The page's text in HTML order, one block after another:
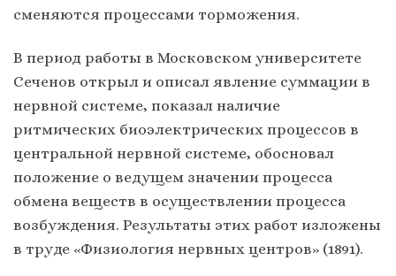
сменяются процессами торможения.
В период работы в Московском университете
Сеченов открыл и описал явление суммации в
нервной системе, показал наличие
ритмических биоэлектрических процессов в
центральной нервной системе, обосновал
положение о ведущем значении процесса
обмена веществ в осуществлении процесса
возбуждения. Результаты этих работ изложены
в труде «Физиология нервных центров» (1891).